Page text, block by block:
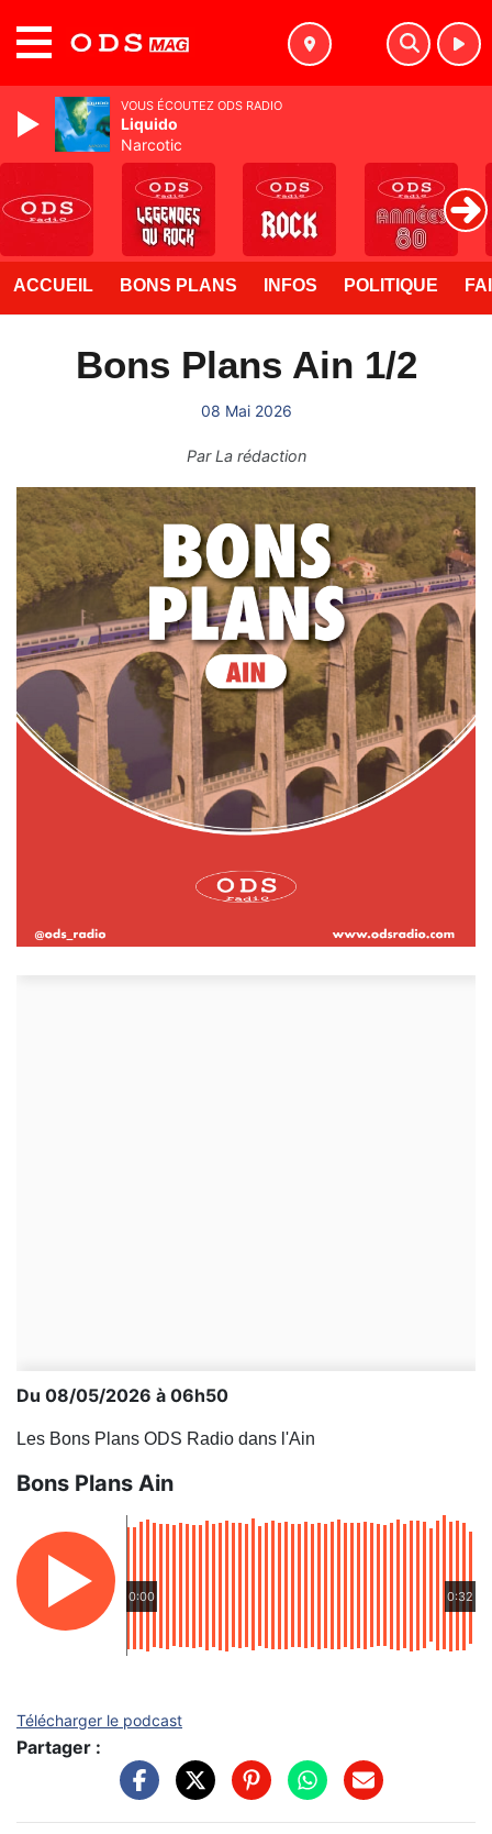
ACCUEIL BONS PLANS INFOS POLITIQUE
Bons Plans Ain 1/2
08 Mai 2026
ParLa rédaction
Du 08/05/2026 à 06h50
Les Bons Plans ODS Radio dans l'Ain
Bons Plans Ain
0:00 0:32
Télécharger le podcast
Partager :
VOUS ÉCOUTEZ ODS RADIO
Liquido
Narcotic